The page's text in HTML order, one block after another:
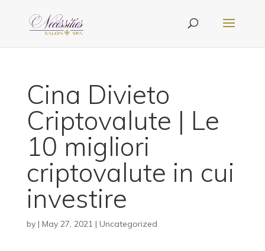
Cina Divieto
Criptovalute | Le
10 migliori
criptovalute in cui
investire
by | May 27, 2021| Uncategorized